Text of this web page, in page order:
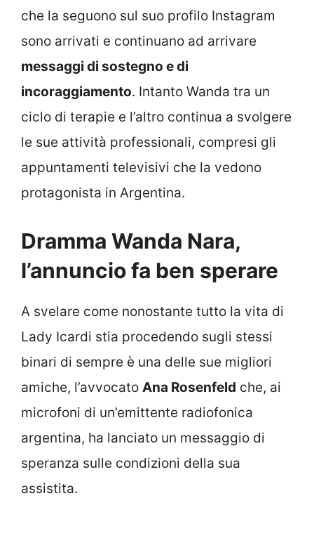
che la seguono sul suo profilo Instagram
sono arrivati e continuano ad arrivare
messaggi di sostegno e di
incoraggiamento. Intanto Wanda tra un
ciclo di terapie e l’altro continua a svolgere
le sue attività professionali, compresi gli
appuntamenti televisivi che la vedono
protagonista in Argentina.
Dramma Wanda Nara,
l’annuncio fa ben sperare
A svelare come nonostante tutto la vita di
Lady Icardi stia procedendo sugli stessi
binari di sempre è una delle sue migliori
amiche, l’avvocato Ana Rosenfeld che, ai
microfoni di un’emittente radiofonica
argentina, ha lanciato un messaggio di
speranza sulle condizioni della sua
assistita.